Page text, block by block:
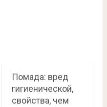
Помада: вред
гигиенической,
свойства, чем